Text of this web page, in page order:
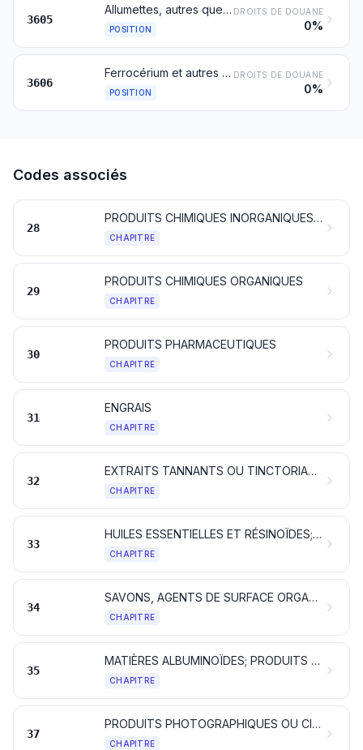
3605
Allumettes, autres que les articles de pyrotechnie du no 3604
POSITION
DROITS DE DOUANE
0%
3606
Ferrocérium et autres alliages pyrophoriques sous toutes formes; articles en matières inflammables cités à la note 2 du présent chapitre
POSITION
DROITS DE DOUANE
0%
Codes associés
28
PRODUITS CHIMIQUES INORGANIQUES; COMPOSÉS INORGANIQUES OU ORGANIQUES DE MÉTAUX PRÉCIEUX, D'ÉLÉMENTS RADIOACTIFS, DE MÉTAUX DES TERRES RARES OU D'ISOTOPES
CHAPITRE
29
PRODUITS CHIMIQUES ORGANIQUES
CHAPITRE
30
PRODUITS PHARMACEUTIQUES
CHAPITRE
31
ENGRAIS
CHAPITRE
32
EXTRAITS TANNANTS OU TINCTORIAUX; TANINS ET LEURS DÉRIVÉS; PIGMENTS ET AUTRES MATIÈRES COLORANTES; PEINTURES ET VERNIS; MASTICS; ENCRES
CHAPITRE
33
HUILES ESSENTIELLES ET RÉSINOÏDES; PRODUITS DE PARFUMERIE OU DE TOILETTE PRÉPARÉS ET PRÉPARATIONS COSMÉTIQUES
CHAPITRE
34
SAVONS, AGENTS DE SURFACE ORGANIQUES, PRÉPARATIONS POUR LESSIVES, PRÉPARATIONS LUBRIFIANTES, CIRES ARTIFICIELLES, CIRES PRÉPARÉES, PRODUITS D'ENTRETIEN, BOUGIES ET ARTICLES SIMILAIRES, PÂTES À MODELER, «CIRES POUR L'ART DENTAIRE» ET COMPOSITIONS POUR L'ART DENTAIRE À BASE DE PLÂTRE
CHAPITRE
35
MATIÈRES ALBUMINOÏDES; PRODUITS À BASE D'AMIDONS OU DE FÉCULES MODIFIÉS; COLLES; ENZYMES
CHAPITRE
37
PRODUITS PHOTOGRAPHIQUES OU CINÉMATOGRAPHIQUES
CHAPITRE